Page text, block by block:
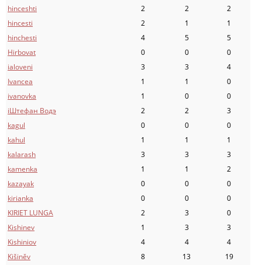
hinceshti
2 2
2
hincesti
2 1
1
hinchesti
4 5
5
Hirbovat
0 0
0
ialoveni
3 3
4
Ivancea
1 1
0
ivanovka
1 0
0
iШтефан Водэ
2 2
3
kagul
0 0
0
kahul
1 1
1
kalarash
3 3
3
kamenka
1 1
2
kazayak
0 0
0
kirianka
0 0
0
KIRIET LUNGA
2 3
0
Kishinev
1 3
3
Kishiniov
4 4
4
Kišiněv
8 13
19